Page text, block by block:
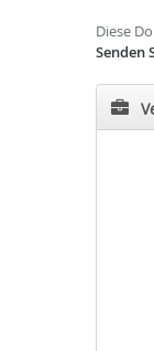
Diese
Senden